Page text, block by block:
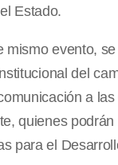
Estado.
mismo evento, se
del
a
quienes
para el